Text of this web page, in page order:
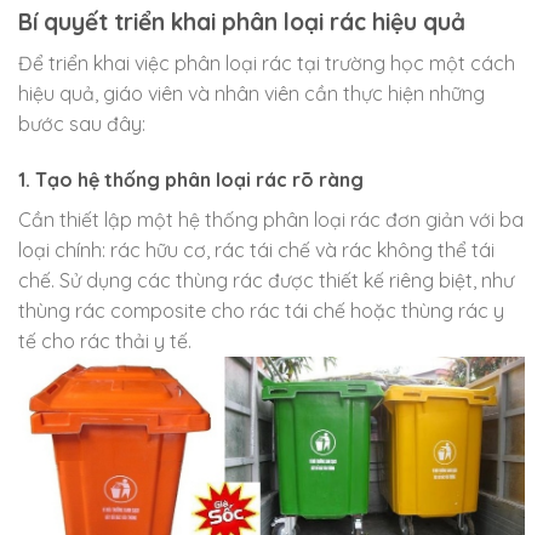
Bí quyết triển khai phân loại rác hiệu quả
Để triển khai việc phân loại rác tại trường học một cách
hiệu quả, giáo viên và nhân viên cần thực hiện những
bước sau đây:
1. Tạo hệ thống phân loại rác rõ ràng
Cần thiết lập một hệ thống phân loại rác đơn giản với ba
loại chính: rác hữu cơ, rác tái chế và rác không thể tái
chế. Sử dụng các thùng rác được thiết kế riêng biệt, như
thùng rác composite cho rác tái chế hoặc thùng rác y
tế cho rác thải y tế.